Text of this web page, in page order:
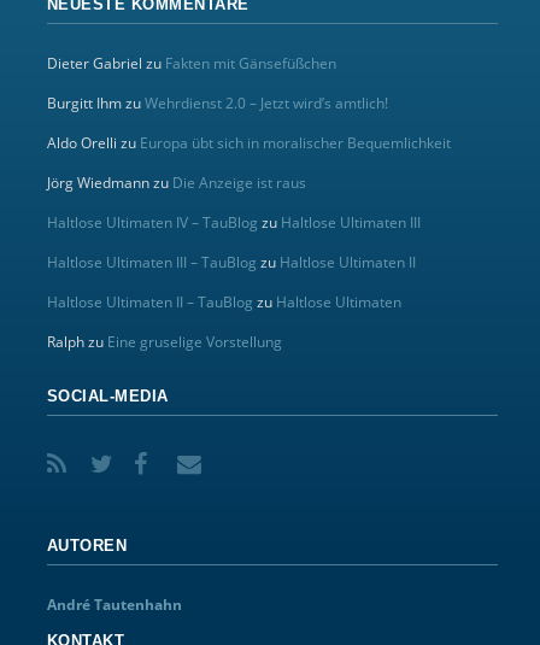
NEUESTE KOMMENTARE
Dieter Gabriel zu Fakten mit Gänsefüßchen
Burgitt IhmzuWehrdienst 2.0 – Jetzt wird’s amtlich!
Aldo Orelli zu Europa übt sich in moralischer Bequemlichkeit
Jörg Wiedmannzu Die Anzeige ist raus
Haltlose Ultimaten IV – TauBlog zu Haltlose Ultimaten III
Haltlose Ultimaten III – TauBlog zu Haltlose Ultimaten II
Haltlose Ultimaten II – TauBlog zu Haltlose Ultimaten
Ralphzu Eine gruselige Vorstellung
SOCIAL-MEDIA
AUTOREN
André Tautenhahn
KONTAKT